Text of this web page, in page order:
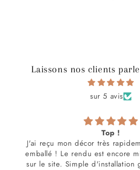
Laissons nos clients
sur 5 avis
Top !
J'ai reçu mon décor très
emballé ! Le rendu est encore
sur le site. Simple d'installation